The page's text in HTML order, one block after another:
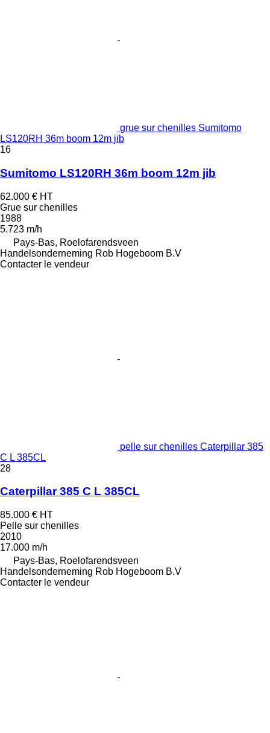
grue sur chenilles Sumitomo
LS120RH 36m boom 12m jib
16
Sumitomo LS120RH 36m boom 12m jib
62.000 € HT
Grue sur chenilles
1988
5.723 m/h
Pays-Bas, Roelofarendsveen
Handelsonderneming Rob Hogeboom B.V
Contacter le vendeur
pelle sur chenilles Caterpillar 385
C L 385CL
28
Caterpillar 385 C L 385CL
85.000 € HT
Pelle sur chenilles
2010
17.000 m/h
Pays-Bas, Roelofarendsveen
Handelsonderneming Rob Hogeboom B.V
Contacter le vendeur